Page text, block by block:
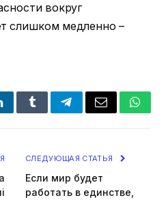
вокруг
слишком медленно –
TumblrTelegramEmail
СЛЕДУЮЩАЯ СТАТЬЯ
Если мир будет
работать в единстве,